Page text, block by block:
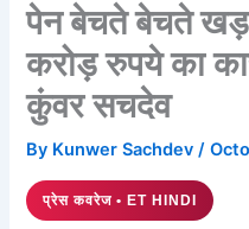
पेन बेचते बेचते
करोड़ रुपये का
कुंवर सचदेव
By Kunwer Sachdev/
प्रेस कवरेज • ET HINDI